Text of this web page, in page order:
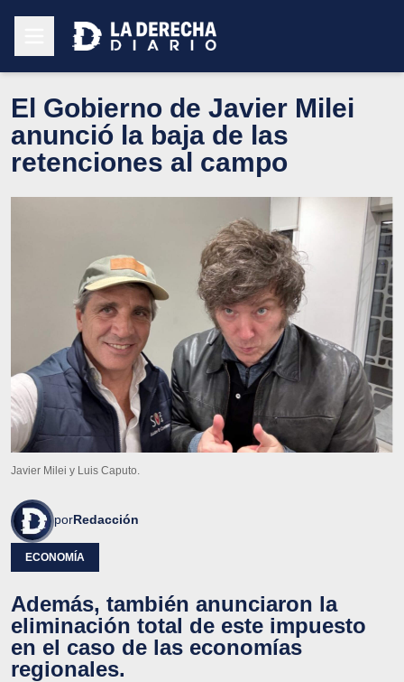
El Gobierno de Javier Milei
anunció la baja de las
retenciones al campo
Javier Milei y Luis Caputo.
porRedacción
ECONOMÍA
Además, también anunciaron la
eliminación total de este impuesto
en el caso de las economías
regionales.